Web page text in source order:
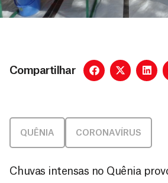
Compartilhar
QUÊNIA CORONAVÍRUS
Chuvas intensas no Quênia